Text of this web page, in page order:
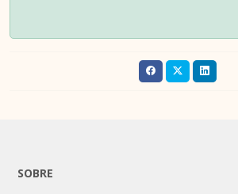
SOBRE